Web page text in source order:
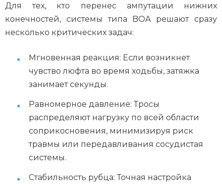
Для тех, кто перенес ампутации нижних
конечностей, системы типа BOA решают сразу
несколько критических задач:
Мгновенная реакция: Если возникнет
чувство люфта во время ходьбы, затяжка
занимает секунды.
Равномерное давление: Тросы
распределяют нагрузку по всей области
соприкосновения, минимизируя риск
травмы или передавливания сосудистая
системы.
Стабильность рубца: Точная настройка